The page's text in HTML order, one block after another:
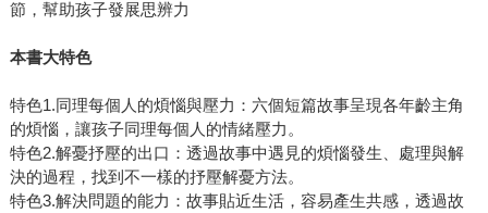
節，幫助孩子發展思辨力
本書大特色
特色1.同理每個人的煩惱與壓力：六個短篇故事呈現各年齡主角
的煩惱，讓孩子同理每個人的情緒壓力。
特色2.解憂抒壓的出口：透過故事中遇見的煩惱發生、處理與解
決的過程，找到不一樣的抒壓解憂方法。
特色3.解決問題的能力：故事貼近生活，容易產生共感，透過故